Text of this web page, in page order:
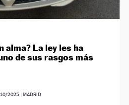
alma? La ley les ha
de sus rasgos más
2025| MADRID